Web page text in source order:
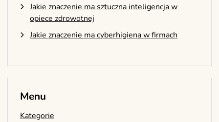
Jakie znaczenie ma sztuczna inteligencja w
opiece zdrowotnej
Jakie znaczenie ma cyberhigiena w firmach
Menu
Kategorie